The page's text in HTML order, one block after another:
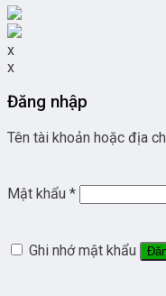
x
x
Đăng nhập
Tên tài khoản hoặc địa
Mật khẩu *
Ghi nhớ mật khẩu